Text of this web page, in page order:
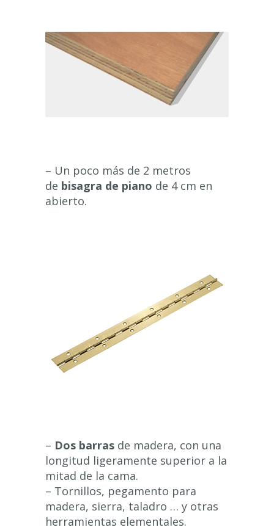
– Un poco más de 2 metros
de bisagra de piano de 4 cm en
abierto.
– Dos barras de madera, con una
longitud ligeramente superior a la
mitad de la cama.
– Tornillos, pegamento para
madera, sierra, taladro … y otras
herramientas elementales.